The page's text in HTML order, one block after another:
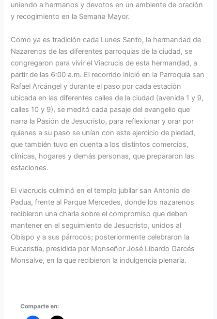
uniendo a hermanos y devotos en un ambiente de oración
y recogimiento en la Semana Mayor.
Como ya es tradición cada Lunes Santo, la hermandad de
Nazarenos de las diferentes parroquias de la ciudad, se
congregaron para vivir el Viacrucis de esta hermandad, a
partir de las 6:00 a.m. El recorrido inició en la Parroquia san
Rafael Arcángel y durante el paso por cada estación
ubicada en las diferentes calles de la ciudad (avenida 1 y 9,
calles 10 y 9), se meditó cada pasaje del evangelio que
narra la Pasión de Jesucristo, para reflexionar y orar por
quienes a su paso se unían con este ejercicio de piedad,
que también tuvo en cuenta a los distintos comercios,
clínicas, hogares y demás personas, que prepararon las
estaciones.
El viacrucis culminó en el templo jubilar san Antonio de
Padua, frente al Parque Mercedes, donde los nazarenos
recibieron una charla sobre el compromiso que deben
mantener en el seguimiento de Jesucristo, unidos al
Obispo y a sus párrocos; posteriormente celebraron la
Eucaristía, presidida por Monseñor José Libardo Garcés
Monsalve, en la que recibieron la indulgencia plenaria.
Comparte en: